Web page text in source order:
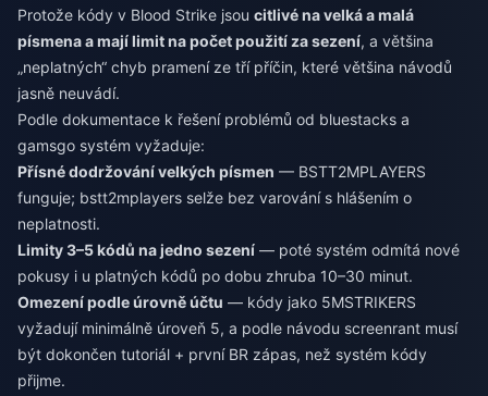
Protože kódy v Blood Strike jsou citlivé na velká a malá
písmena a mají limit na počet použití za sezení, a většina
„neplatných“ chyb pramení ze tří příčin, které většina návodů
jasně neuvádí.
Podle dokumentace k řešení problémů od bluestacks a
gamsgo systém vyžaduje:
Přísné dodržování velkých písmen — BSTT2MPLAYERS
funguje; bstt2mplayers selže bez varování s hlášením o
neplatnosti.
Limity 3–5 kódů na jedno sezení — poté systém odmítá nové
pokusy i u platných kódů po dobu zhruba 10–30 minut.
Omezení podle úrovně účtu — kódy jako 5MSTRIKERS
vyžadují minimálně úroveň 5, a podle návodu screenrant musí
být dokončen tutoriál + první BR zápas, než systém kódy
přijme.